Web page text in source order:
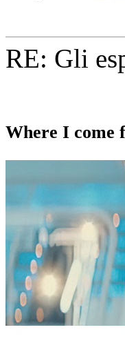
RE: Gli
Where I come